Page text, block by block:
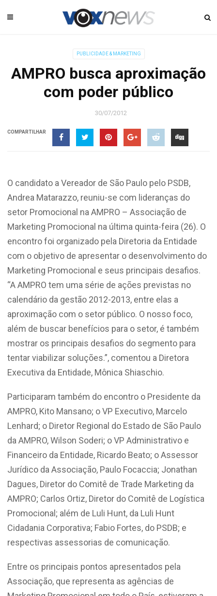
PUBLICIDADE & MARKETING
AMPRO busca aproximação
com poder público
30/07/2012
COMPARTILHAR
O candidato a Vereador de São Paulo pelo PSDB,
Andrea Matarazzo, reuniu-se com lideranças do
setor Promocional na AMPRO – Associação de
Marketing Promocional na última quinta-feira (26). O
encontro foi organizado pela Diretoria da Entidade
com o objetivo de apresentar o desenvolvimento do
Marketing Promocional e seus principais desafios.
“A AMPRO tem uma série de ações previstas no
calendário da gestão 2012-2013, entre elas a
aproximação com o setor público. O nosso foco,
além de buscar benefícios para o setor, é também
mostrar os principais desafios do segmento para
tentar viabilizar soluções.”, comentou a Diretora
Executiva da Entidade, Mônica Shiaschio.
Participaram também do encontro o Presidente da
AMPRO, Kito Mansano; o VP Executivo, Marcelo
Lenhard; o Diretor Regional do Estado de São Paulo
da AMPRO, Wilson Soderi; o VP Administrativo e
Financeiro da Entidade, Ricardo Beato; o Assessor
Jurídico da Associação, Paulo Focaccia; Jonathan
Dagues, Diretor do Comitê de Trade Marketing da
AMPRO; Carlos Ortiz, Diretor do Comitê de Logística
Promocional; além de Luli Hunt, da Luli Hunt
Cidadania Corporativa; Fabio Fortes, do PSDB; e
respectivas assessorias de comunicação.
Entre os principais pontos apresentados pela
Associação, que representa as agências de